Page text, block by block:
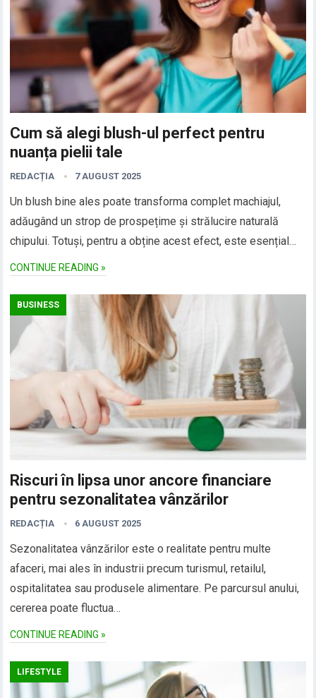
Cum să alegi blush-ul perfect pentru
nuanța pielii tale
REDACȚIA 7 AUGUST 2025
Un blush bine ales poate transforma complet machiajul,
adăugând un strop de prospețime și strălucire naturală
chipului. Totuși, pentru a obține acest efect, este esențial…
CONTINUE READING »
BUSINESS
Riscuri în lipsa unor ancore financiare
pentru sezonalitatea vânzărilor
REDACȚIA 6 AUGUST 2025
Sezonalitatea vânzărilor este o realitate pentru multe
afaceri, mai ales în industrii precum turismul, retailul,
ospitalitatea sau produsele alimentare. Pe parcursul anului,
cererea poate fluctua…
CONTINUE READING »
LIFESTYLE